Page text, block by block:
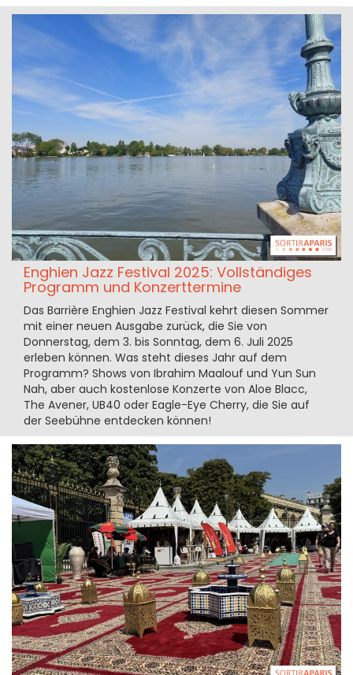
Enghien Jazz Festival 2025: Vollständiges
Programm und Konzerttermine
Das Barrière Enghien Jazz Festival kehrt diesen Sommer
mit einer neuen Ausgabe zurück, die Sie von
Donnerstag, dem 3. bis Sonntag, dem 6. Juli 2025
erleben können. Was steht dieses Jahr auf dem
Programm? Shows von Ibrahim Maalouf und Yun Sun
Nah, aber auch kostenlose Konzerte von Aloe Blacc,
The Avener, UB40 oder Eagle-Eye Cherry, die Sie auf
der Seebühne entdecken können!